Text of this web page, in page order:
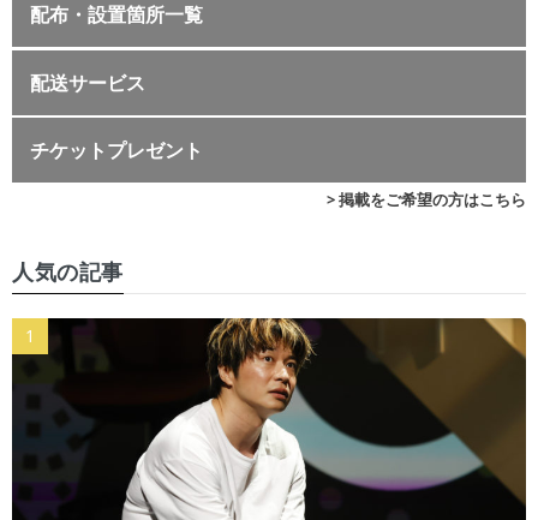
配布・設置箇所一覧
配送サービス
チケットプレゼント
> 掲載をご希望の方はこちら
人気の記事